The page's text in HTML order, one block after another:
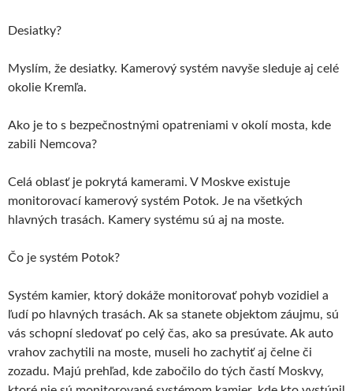
Desiatky?
Myslím, že desiatky. Kamerový systém navyše sleduje aj celé
okolie Kremľa.
Ako je to s bezpečnostnými opatreniami v okolí mosta, kde
zabili Nemcova?
Celá oblasť je pokrytá kamerami. V Moskve existuje
monitorovací kamerový systém Potok. Je na všetkých
hlavných trasách. Kamery systému sú aj na moste.
Čo je systém Potok?
Systém kamier, ktorý dokáže monitorovať pohyb vozidiel a
ľudí po hlavných trasách. Ak sa stanete objektom záujmu, sú
vás schopní sledovať po celý čas, ako sa presúvate. Ak auto
vrahov zachytili na moste, museli ho zachytiť aj čelne či
zozadu. Majú prehľad, kde zabočilo do tých častí Moskvy,